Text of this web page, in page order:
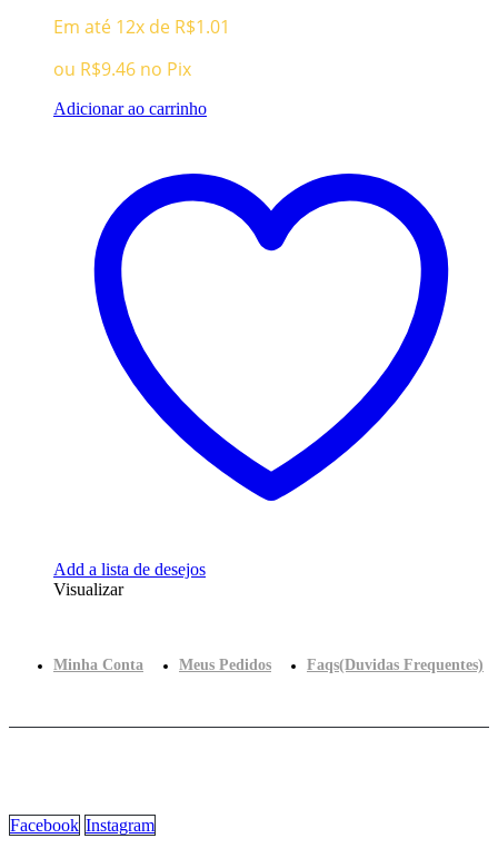
Em até 12x de R$1.01
ou R$9.46 no Pix
Adicionar ao carrinho
Add a lista de desejos
Visualizar
Minha Conta Meus Pedidos Faqs(Duvidas Frequentes)
Facebook Instagram